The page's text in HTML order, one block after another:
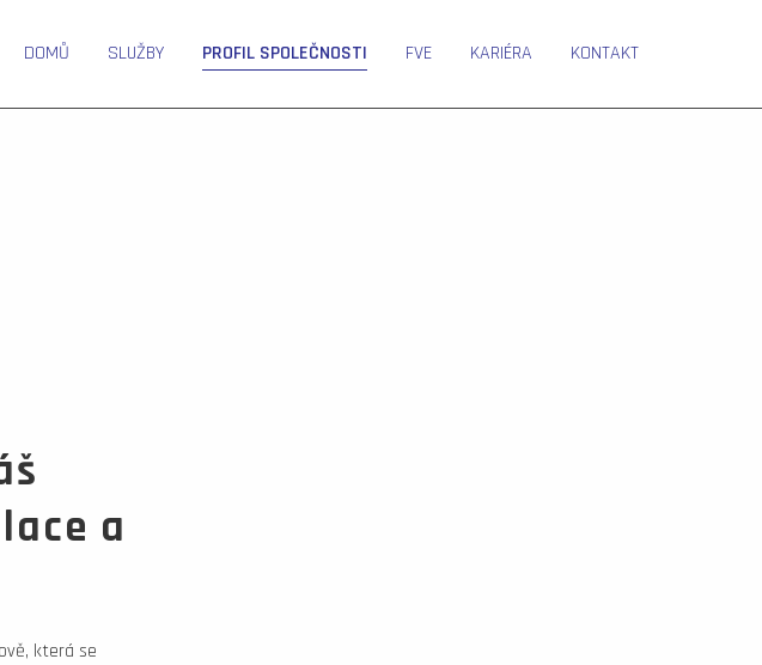
DOMŮ SLUŽBY PROFIL SPOLEČNOSTI FVE KARIÉRA KONTAKT
a
která se